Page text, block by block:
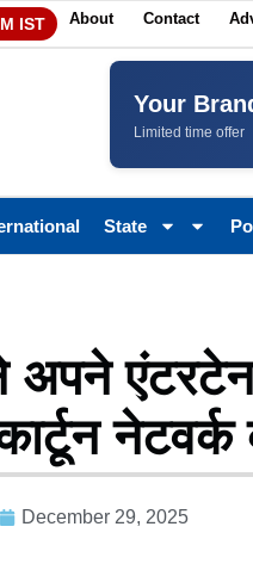
IST About Contact
Your
Limited time offer
State
December 29, 2025